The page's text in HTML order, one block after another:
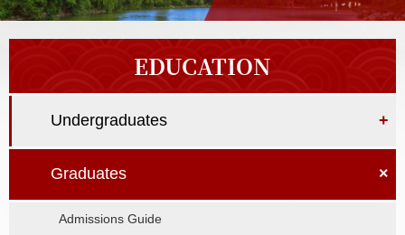
EDUCATION
Undergraduates +
Graduates ×
Admissions Guide